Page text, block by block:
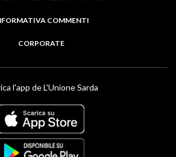
COMMENTI
CORPORATE
l'app de L'Unione Sarda